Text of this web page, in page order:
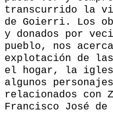
transcurrido la
de Goierri. Los
y donados por
pueblo, nos
explotación de
el hogar, la
algunos
relacionados con
Francisco José de